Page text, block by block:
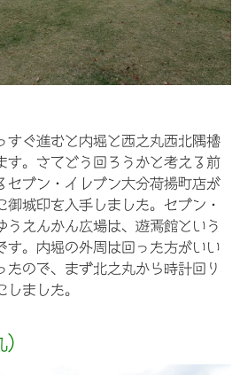
すぐ進むと内堀と西之丸西北隅櫓
す。さてどう回ろうかと考える前
セブン・イレブン大分荷揚町店が
城印を入手しました。セブン・
うえんかん広場は、遊焉館という
す。内堀の外周は回った方がいい
たので、まず北之丸から時計回り
しました。